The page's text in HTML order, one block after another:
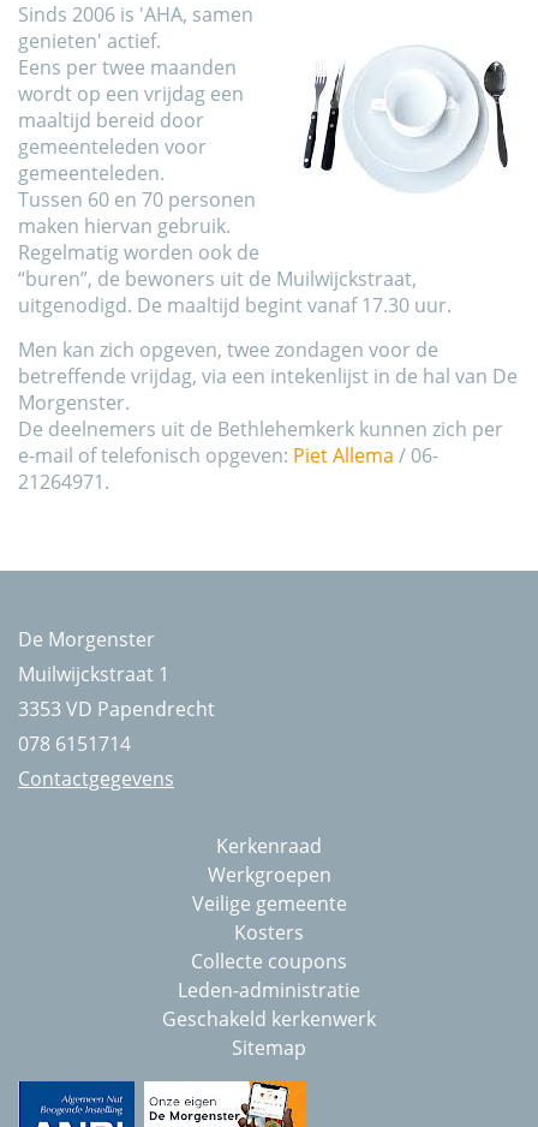
Sinds 2006 is 'AHA, samen
genieten' actief.
Eens per twee maanden
wordt op een vrijdag een
maaltijd bereid door
gemeenteleden voor
gemeenteleden.
Tussen 60 en 70 personen
maken hiervan gebruik.
Regelmatig worden ook de
“buren”, de bewoners uit de Muilwijckstraat,
uitgenodigd. De maaltijd begint vanaf 17.30 uur.
Men kan zich opgeven, twee zondagen voor de
betreffende vrijdag, via een intekenlijst in de hal van De
Morgenster.
De deelnemers uit de Bethlehemkerk kunnen zich per
e-mail of telefonisch opgeven: Piet Allema / 06-
21264971.
De Morgenster
Muilwijckstraat 1
3353 VD Papendrecht
078 6151714
Contactgegevens
Kerkenraad
Werkgroepen
Veilige gemeente
Kosters
Collecte coupons
Leden-administratie
Geschakeld kerkenwerk
Sitemap